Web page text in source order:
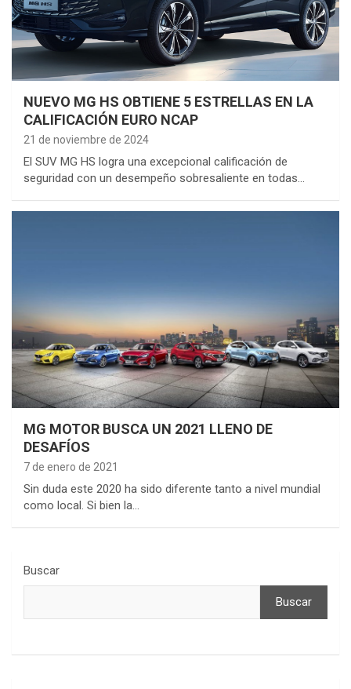
NUEVO MG HS OBTIENE 5 ESTRELLAS EN LA
CALIFICACIÓN EURO NCAP
21 de noviembre de 2024
El SUV MG HS logra una excepcional calificación de
seguridad con un desempeño sobresaliente en todas…
MG MOTOR BUSCA UN 2021 LLENO DE
DESAFÍOS
7 de enero de 2021
Sin duda este 2020 ha sido diferente tanto a nivel mundial
como local. Si bien la…
Buscar
Buscar